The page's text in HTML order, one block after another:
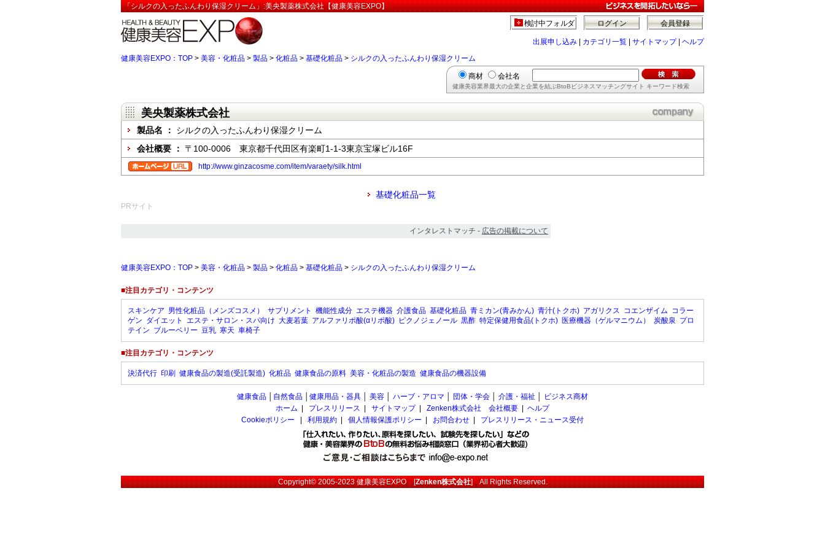
「シルクの入ったふんわり保湿クリーム」:美央製薬株式会社【健康美容EXPO】
会員登録
ログイン
検討中フォルダ
出展申し込み カテゴリ一覧 サイトマップ| ヘルプ
健康美容EXPO：TOP > 美容・化粧品 > 製品 > 化粧品 > 基礎化粧品 > シルクの入ったふんわり保湿クリーム
商材 会社名
健康美容業界最大の企業と企業を結ぶBtoBビジネスマッチングサイト キーワード検索
美央製薬株式会社
製品名 ： シルクの入ったふんわり保湿クリーム
会社概要 ： 〒100-0006 東京都千代田区有楽町1-1-3東京宝塚ビル16F
http://www.ginzacosme.com/item/varaety/silk.html
基礎化粧品一覧
PRサイト
インタレストマッチ - 広告の掲載について
健康美容EXPO：TOP > 美容・化粧品 > 製品 > 化粧品 > 基礎化粧品 > シルクの入ったふんわり保湿クリーム
■注目カテゴリ・コンテンツ
スキンケア 男性化粧品（メンズコスメ） サプリメント 機能性成分 エステ機器 介護食品 基礎化粧品 青ミカン(青みかん) 青汁(トクホ) アガリクス コエンザイム コラー
ゲン ダイエット エステ・サロン・スパ向け 大麦若葉 アルファリポ酸(αリポ酸) ピクノジェノール 黒酢 特定保健用食品(トクホ) 医療機器（ゲルマニウム） 炭酸泉 プロ
テイン ブルーベリー 豆乳 寒天 車椅子
■注目カテゴリ・コンテンツ
決済代行 印刷 健康食品の製造(受託製造) 化粧品 健康食品の原料 美容・化粧品の製造 健康食品の機器設備
健康食品 自然食品 健康用品・器具 美容 ハーブ・アロマ 団体・学会 介護・福祉
ビジネス商材
ホーム
プレスリリース サイトマップ| Zenken株式会社 会社概要
ヘルプ
Cookieポリシー
利用規約 個人情報保護ポリシー お問合わせ プレスリリース・ニュース受付
Copyright© 2005-2023健康美容EXPO[Zenken株式会社] All Rights Reserved.